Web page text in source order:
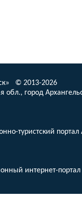
© 2013-2026
обл., город
туристский портал
интернет-портал